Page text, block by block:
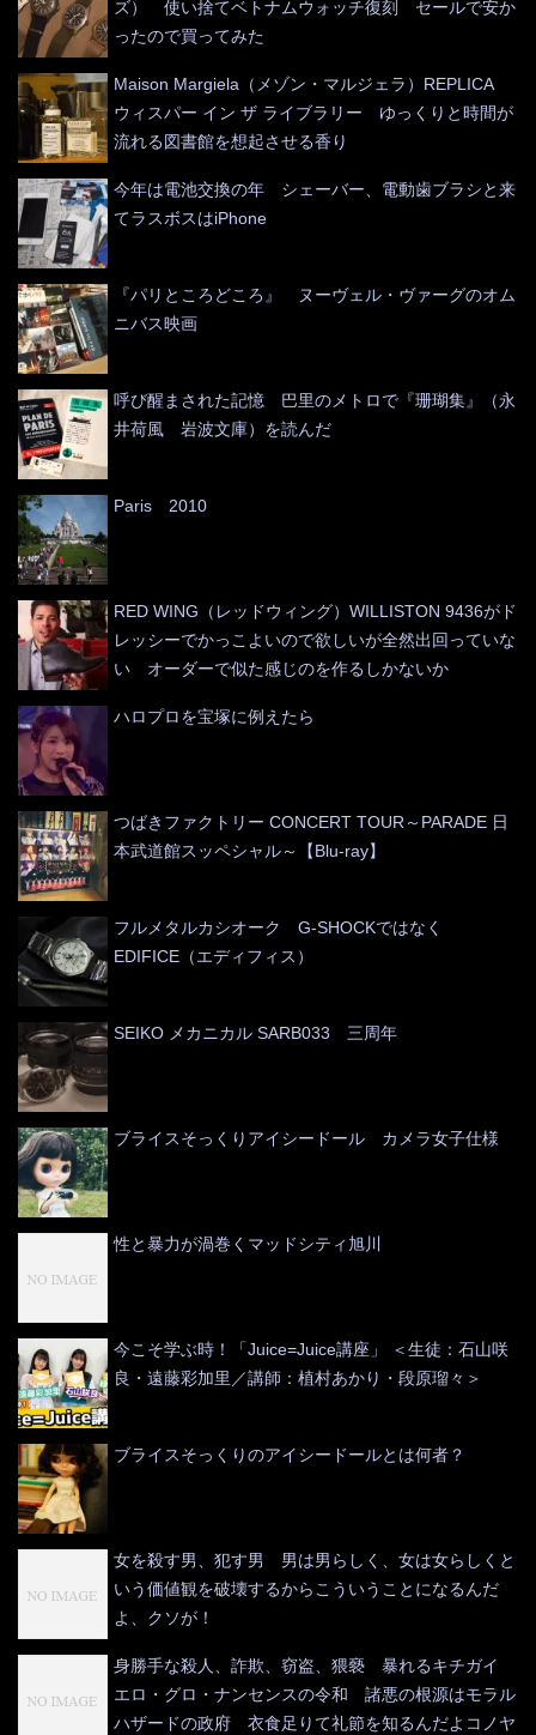
ズ） 使い捨てベトナムウォッチ復刻 セールで安か
ったので買ってみた
Maison Margiela（メゾン・マルジェラ）REPLICA
ウィスパー イン ザ ライブラリー ゆっくりと時間が
流れる図書館を想起させる香り
今年は電池交換の年 シェーバー、電動歯ブラシと来
てラスボスはiPhone
『パリところどころ』 ヌーヴェル・ヴァーグのオム
ニバス映画
呼び醒まされた記憶 巴里のメトロで『珊瑚集』（永
井荷風 岩波文庫）を読んだ
Paris 2010
RED WING（レッドウィング）WILLISTON 9436がド
レッシーでかっこよいので欲しいが全然出回っていな
い オーダーで似た感じのを作るしかないか
ハロプロを宝塚に例えたら
つばきファクトリー CONCERT TOUR～PARADE 日
本武道館スッペシャル～【Blu-ray】
フルメタルカシオーク G-SHOCKではなく
EDIFICE（エディフィス）
SEIKO メカニカル SARB033 三周年
ブライスそっくりアイシードール カメラ女子仕様
性と暴力が渦巻くマッドシティ旭川
今こそ学ぶ時！「Juice=Juice講座」 ＜生徒：石山咲
良・遠藤彩加里／講師：植村あかり・段原瑠々＞
ブライスそっくりのアイシードールとは何者？
女を殺す男、犯す男 男は男らしく、女は女らしくと
いう価値観を破壊するからこういうことになるんだ
よ、クソが！
身勝手な殺人、詐欺、窃盗、猥褻 暴れるキチガイ
エロ・グロ・ナンセンスの令和 諸悪の根源はモラル
ハザードの政府 衣食足りて礼節を知るんだよコノヤ